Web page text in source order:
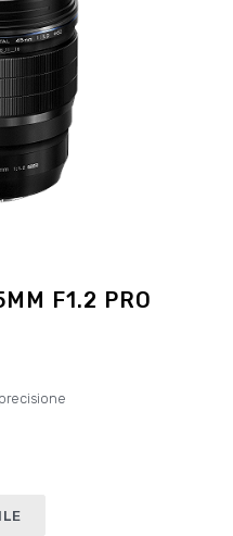
F1.2 PRO